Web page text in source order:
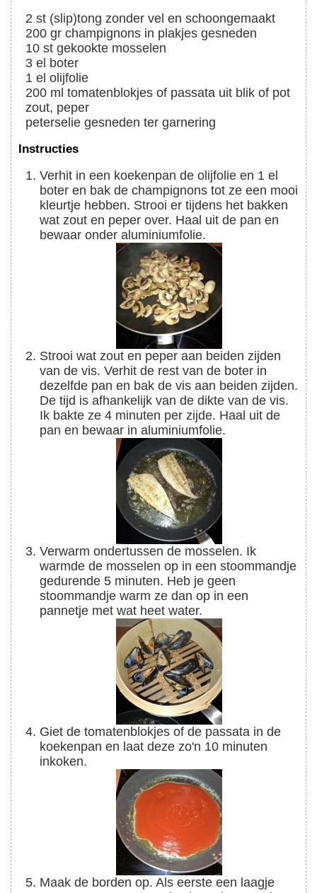
2 st (slip)tong zonder vel en schoongemaakt
200 gr champignons in plakjes gesneden
10 st gekookte mosselen
3 el boter
1 el olijfolie
200 ml tomatenblokjes of passata uit blik of pot
zout, peper
peterselie gesneden ter garnering
Instructies
Verhit in een koekenpan de olijfolie en 1 el
boter en bak de champignons tot ze een mooi
kleurtje hebben. Strooi er tijdens het bakken
wat zout en peper over. Haal uit de pan en
bewaar onder aluminiumfolie.
Strooi wat zout en peper aan beiden zijden
van de vis. Verhit de rest van de boter in
dezelfde pan en bak de vis aan beiden zijden.
De tijd is afhankelijk van de dikte van de vis.
Ik bakte ze 4 minuten per zijde. Haal uit de
pan en bewaar in aluminiumfolie.
Verwarm ondertussen de mosselen. Ik
warmde de mosselen op in een stoommandje
gedurende 5 minuten. Heb je geen
stoommandje warm ze dan op in een
pannetje met wat heet water.
Giet de tomatenblokjes of de passata in de
koekenpan en laat deze zo'n 10 minuten
inkoken.
Maak de borden op. Als eerste een laagje